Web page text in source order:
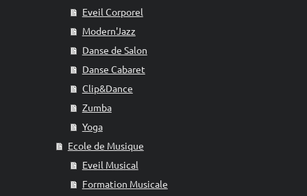
Eveil Corporel
Modern'Jazz
Danse de Salon
Danse Cabaret
Clip&Dance
Zumba
Yoga
Ecole de Musique
Eveil Musical
Formation Musicale